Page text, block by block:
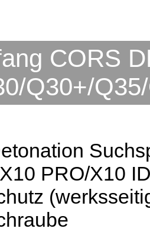
CORS
Q30+/
PRO/X10